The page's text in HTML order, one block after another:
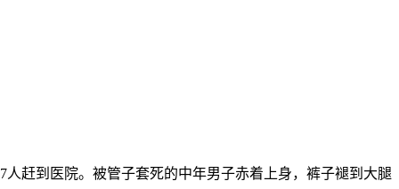
赶到医院。被管子套死的中年男子赤着上身，裤子褪到大腿